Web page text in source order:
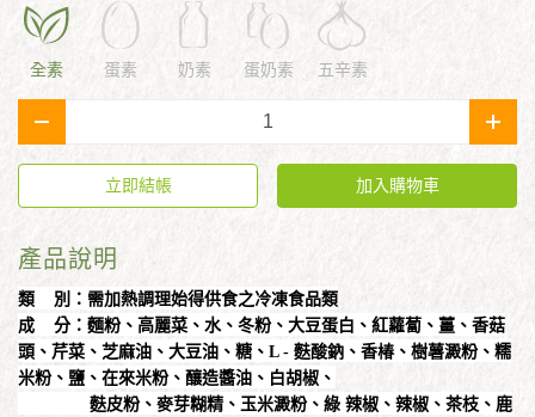
全素 蛋素 奶素 蛋奶素 五辛素
- +
立即結帳 加入購物車
產品說明
類 別：需加熱調理始得供食之冷凍食品類
成 分：麵粉、高麗菜、水、冬粉、大豆蛋白、紅蘿蔔、薑 、香菇
頭、芹菜、芝麻油、大豆油、糖、L - 麩酸鈉 、香椿、樹薯澱粉、糯
米粉、鹽、在來米粉、釀造醬油、白胡椒、
麩皮粉、麥芽糊精、玉米澱粉、綠 辣椒、辣椒、茶枝、鹿